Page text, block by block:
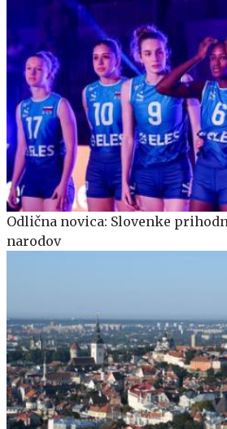
Odlična novica: Slovenke
narodov